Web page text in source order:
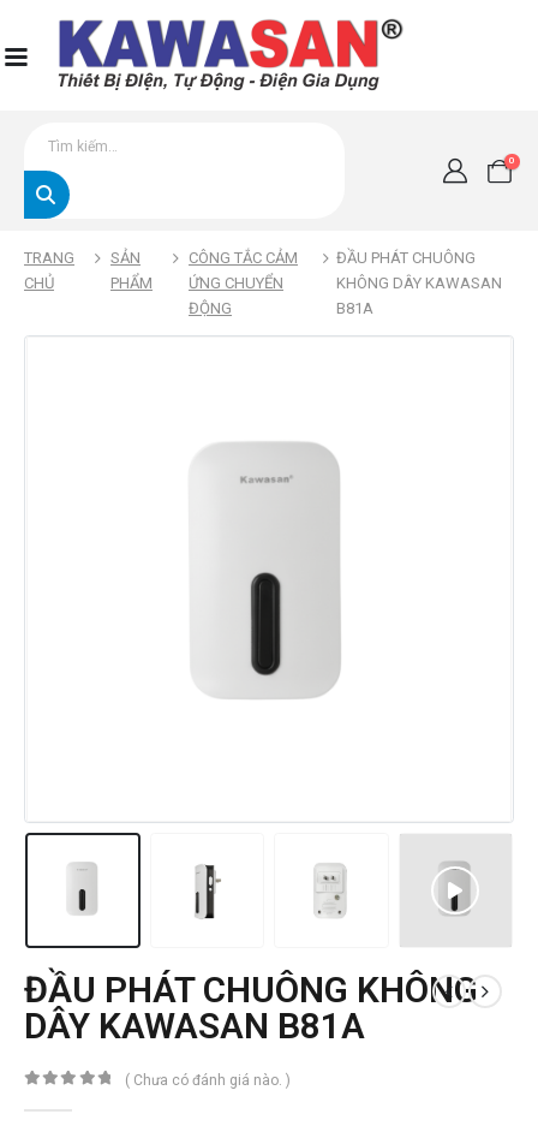
0
TRANG
CHỦ
SẢN
PHẨM
CÔNG TẮC CẢM
ỨNG CHUYỂN
ĐỘNG
ĐẦU PHÁT CHUÔNG
KHÔNG DÂY KAWASAN
B81A
ĐẦU PHÁT CHUÔNG KHÔNG
DÂY KAWASAN B81A
( Chưa có đánh giá nào. )